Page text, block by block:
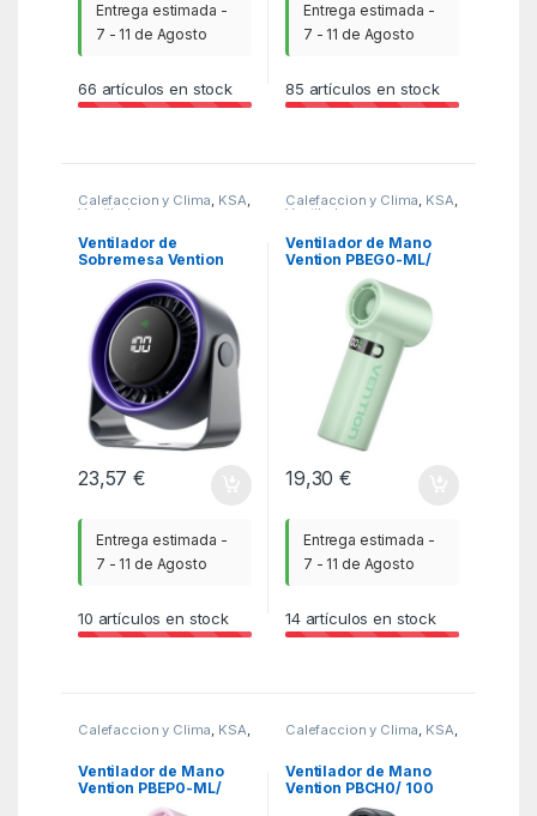
Entrega estimada -
7 - 11 de Agosto
66 artículos en stock
Entrega estimada -
7 - 11 de Agosto
85 artículos en stock
Calefaccion y Clima, KSA,
Ventiladores y
Ventilador de
Sobremesa Vention
PBJH0/ 10W/ 7 Aspas/
3 Velocidades
23,57€
Entrega estimada -
7 - 11 de Agosto
10 artículos en stock
Calefaccion y Clima, KSA,
Ventiladores y
Ventilador de Mano
Vention PBEG0-ML/
100 velocidades
19,30€
Entrega estimada -
7 - 11 de Agosto
14artículos en stock
Calefaccion y Clima, KSA,
Ventiladores y
Ventilador de Mano
Vention PBEP0-ML/
100 velocidades
Calefaccion y Clima, KSA,
Ventiladores y
Ventilador de Mano
Vention PBCH0/ 100
velocidades